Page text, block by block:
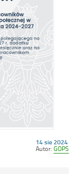
Opublikowano
w
14 sie 2024
Autor: GOPS